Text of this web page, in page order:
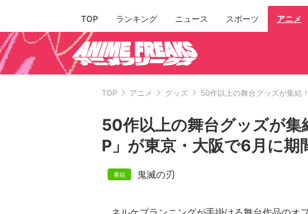
TOP ランキング ニュース スポーツ アニメ
TOP アニメ グッズ 50作以上の舞台グッズが集結
50作以上の舞台グッズが集
P」が東京・大阪で6月に期
鬼滅の刃